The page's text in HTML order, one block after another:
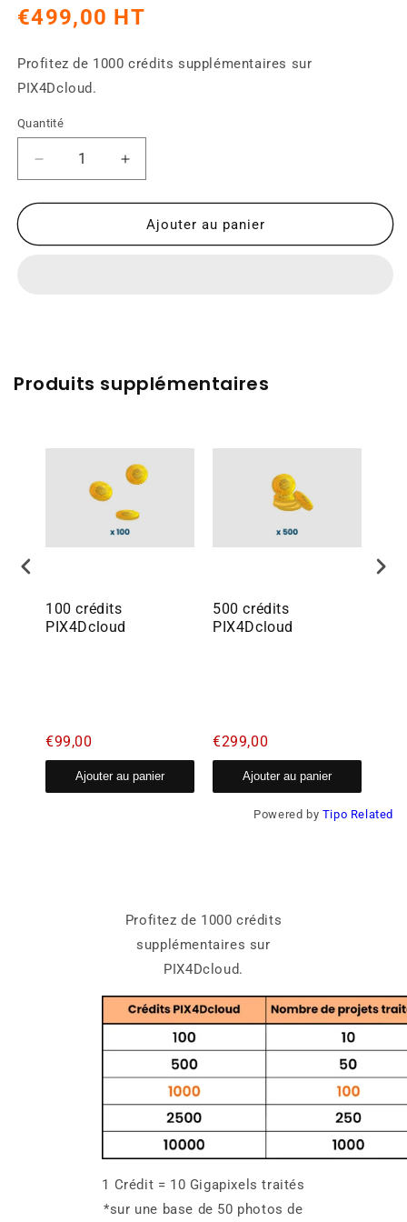
une
fenêtre
Prix
€499,00 HT
Profitez de 1000 crédits supplémentaires sur
PIX4Dcloud.
Quantité
Réduire
la
quantité
1000
Augmenter
la
quantité
1000
Ajouter au panier
Produits supplémentaires
100 crédits
PIX4Dcloud
€99,00
Ajouter au panier
500 crédits
PIX4Dcloud
€299,00
Ajouter au panier
Powered by Tipo Related
Profitez de 1000 crédits
supplémentaires sur
PIX4Dcloud.
1 Crédit = 10 Gigapixels traités
*sur une base de 50 photos de